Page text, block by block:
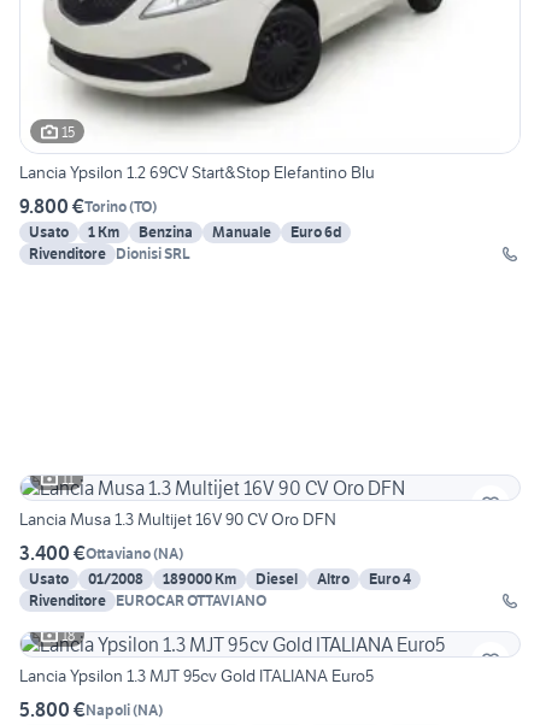
15
Lancia Ypsilon 1.2 69CV Start&Stop Elefantino Blu
9.800 €Torino(TO)
Usato
1 Km Benzina Manuale
Euro 6d
Rivenditore Dionisi SRL
11
Lancia Musa 1.3 Multijet 16V 90 CV Oro DFN
3.400 €Ottaviano(NA)
Usato
01/2008 189000 Km Diesel Altro
Euro 4
Rivenditore EUROCAR OTTAVIANO
18
Lancia Ypsilon 1.3 MJT 95cv Gold ITALIANA Euro5
5.800 €Napoli(NA)